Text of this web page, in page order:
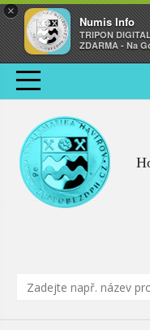
×
Numis Info
TRIPON
ZDARMA - Na